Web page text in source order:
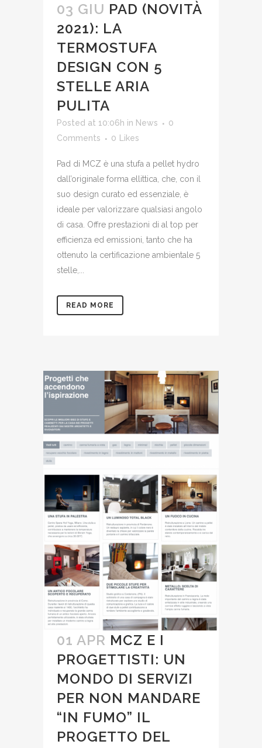
03 GIU PAD (NOVITÀ
2021): LA
TERMOSTUFA
DESIGN CON 5
STELLE ARIA
PULITA
Posted at 10:06h in News
0
Comments
0 Likes
Pad di MCZ è una stufa a pellet hydro
dall’originale forma ellittica, che, con il
suo design curato ed essenziale, è
ideale per valorizzare qualsiasi angolo
di casa. Offre prestazioni di al top per
efficienza ed emissioni, tanto che ha
ottenuto la certificazione ambientale 5
stelle,...
READ MORE
01 APR MCZ E I
PROGETTISTI: UN
MONDO DI SERVIZI
PER NON MANDARE
“IN FUMO” IL
PROGETTO DEL